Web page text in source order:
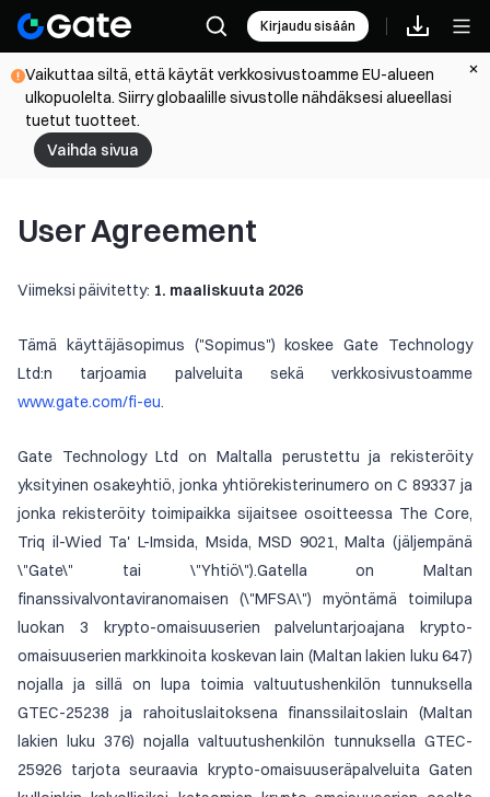
Kirjaudu sisään
Vaikuttaa siltä, että käytät verkkosivustoamme EU-alueen
ulkopuolelta. Siirry globaalille sivustolle nähdäksesi alueellasi
tuetut tuotteet.
Vaihda sivua
User Agreement
Viimeksi päivitetty: 1. maaliskuuta 2026
Tämä käyttäjäsopimus ("Sopimus") koskee Gate Technology
Ltd:n tarjoamia palveluita sekä verkkosivustoamme
www.gate.com/fi-eu.
Gate Technology Ltd on Maltalla perustettu ja rekisteröity
yksityinen osakeyhtiö, jonka yhtiörekisterinumero on C 89337 ja
jonka rekisteröity toimipaikka sijaitsee osoitteessa The Core,
Triq il-Wied Ta' L-Imsida, Msida, MSD 9021, Malta (jäljempänä
\"Gate\" tai \"Yhtiö\").Gatella on Maltan
finanssivalvontaviranomaisen (\"MFSA\") myöntämä toimilupa
luokan 3 krypto-omaisuuserien palveluntarjoajana krypto-
omaisuuserien markkinoita koskevan lain (Maltan lakien luku 647)
nojalla ja sillä on lupa toimia valtuutushenkilön tunnuksella
GTEC-25238 ja rahoituslaitoksena finanssilaitoslain (Maltan
lakien luku 376) nojalla valtuutushenkilön tunnuksella GTEC-
25926 tarjota seuraavia krypto-omaisuuseräpalveluita Gaten